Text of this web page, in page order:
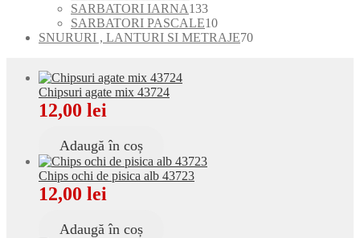
produse
produse
SARBATORI IARNA133133
de
produse
SARBATORI PASCALE1010
produse
SNURURI , LANTURI SI METRAJE7070
Chipsuri agate mix 43724
12,00 lei
Adaugă în coș
Chips ochi de pisica alb 43723
12,00 lei
Adaugă în coș